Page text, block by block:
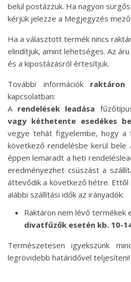
belül postázzuk. Ha nagyon
kérjük jelezze a Megjegyzés
Ha a választott termék nincs
elindítjuk, amint lehetséges. Az
és a kipostázásról értesítjük.
További információk raktáron
kapcsolatban:
A rendelések leadása
vagy kéthetente esedékes
vegye tehát figyelembe, hogy a
következő rendelésbe kerül
éppen lemaradt a heti
eredményezhet csúszást a
áttevődik a következő hétre.
alábbi szállítási idők az irányadók:
Raktáron nem lévő termékek
divatfűzők esetén kb. 10-
Természetesen igyekszünk
legrövidebb határidővel teljesíteni!